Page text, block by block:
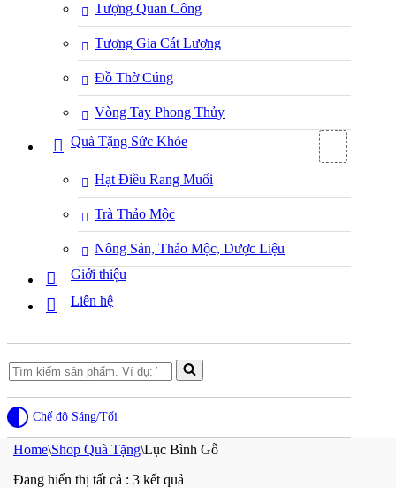
Tượng Quan Công
Tượng Gia Cát Lượng
Đồ Thờ Cúng
Vòng Tay Phong Thủy
Quà Tặng Sức Khỏe
Hạt Điều Rang Muối
Trà Thảo Mộc
Nông Sản, Thảo Mộc, Dược Liệu
Giới thiệu
Liên hệ
Search
for...
Chế độ Sáng/Tối
Home\Shop Quà Tặng\Lục Bình Gỗ
Đang hiển thị tất cả : 3 kết quả